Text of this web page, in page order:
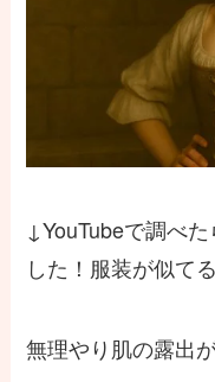
↓YouTubeで調べ
した！服装が似てる
無理やり肌の露出